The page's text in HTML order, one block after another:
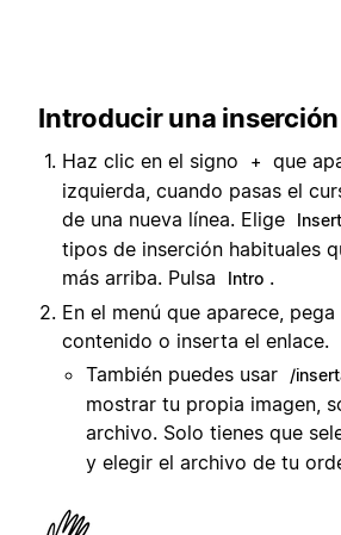
Introducir una inserción
Haz clic en el signo +
que
izquierda, cuando pasas el
de una nueva línea. Elige
tipos de inserción habituales
más arriba. Pulsa
Intro .
En el menú que aparece, pega
contenido o inserta el enlace.
También puedes usar
/
mostrar tu propia imagen,
archivo. Solo tienes que
y elegir el archivo de tu